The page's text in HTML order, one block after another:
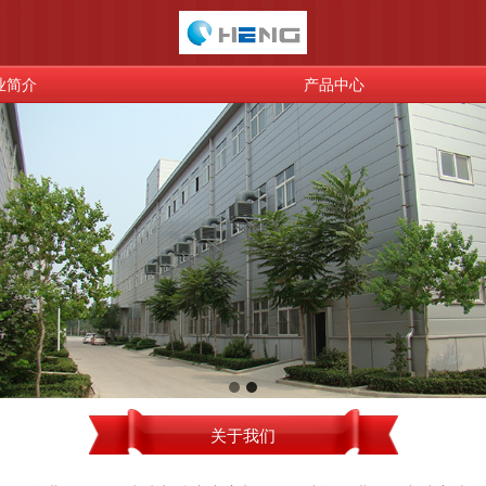
简介 产品中心
关于我们